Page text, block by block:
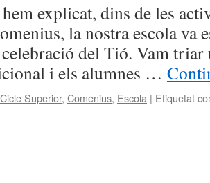
explicat, dins de les
la nostra escola va
del Tió. Vam triar
i els alumnes …
Cicle Superior, Comenius, Escola | Etiquetat